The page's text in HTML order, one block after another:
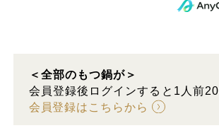
＜全部のもつ鍋が＞
会員登録後ログインすると1人前
会員登録はこちらから